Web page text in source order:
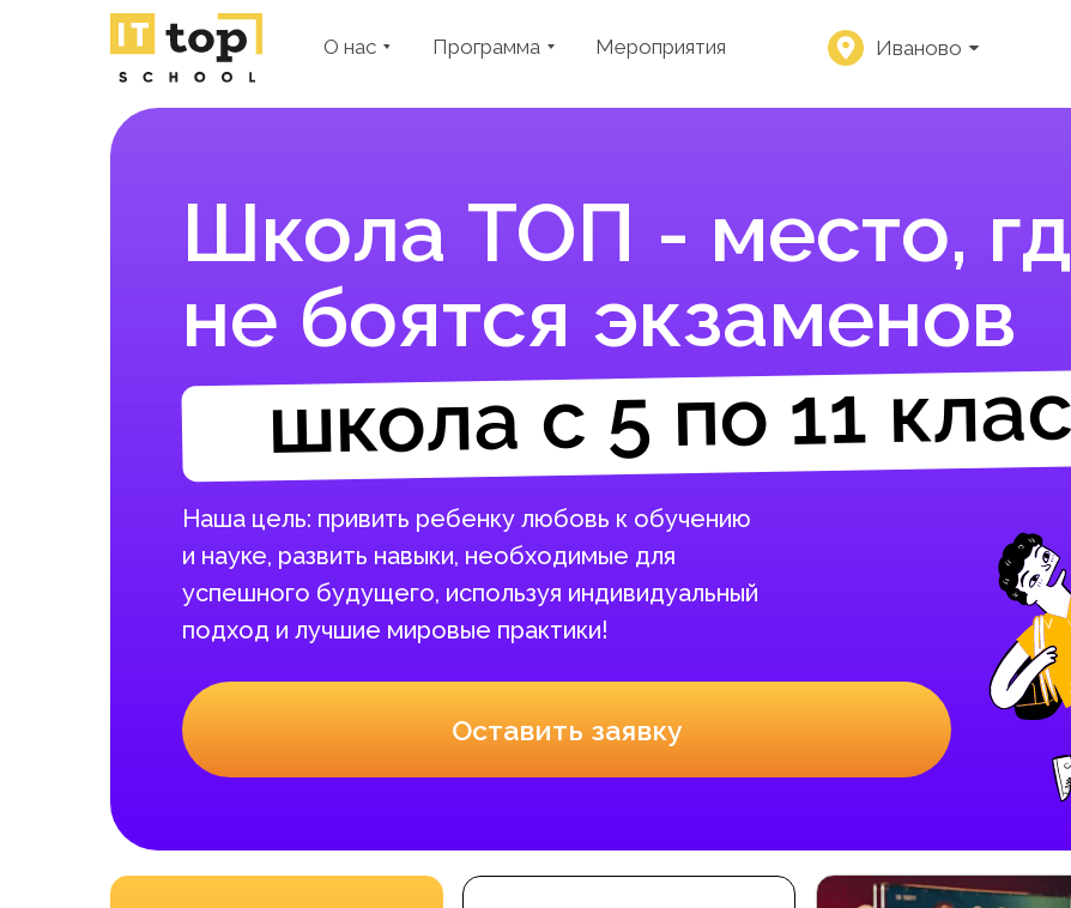
О нас Программа Мероприятия Иваново
Наша цель: привить ребенку любовь к обучению
и науке, развить навыки, необходимые для
успешного будущего, используя индивидуальный
подход и лучшие мировые практики!
Школа ТОП - место,
не боятся экзаменов
школа с 5 по 11
Оставить заявку